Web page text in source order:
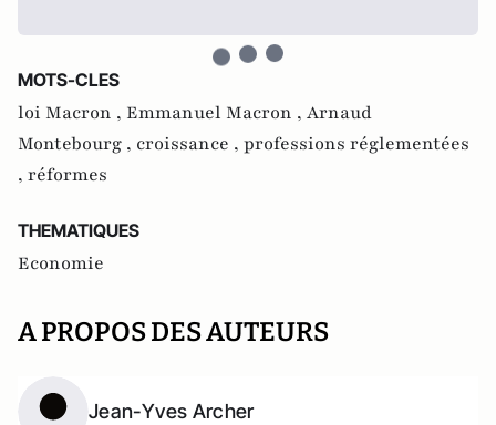
MOTS-CLES
loi Macron , Emmanuel Macron , Arnaud
Montebourg , croissance , professions réglementées
, réformes
THEMATIQUES
Economie
A PROPOS DES AUTEURS
Jean-Yves Archer